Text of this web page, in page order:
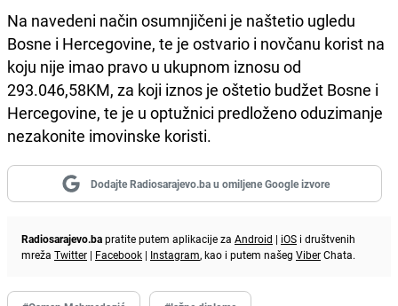
Na navedeni način osumnjičeni je naštetio ugledu
Bosne i Hercegovine, te je ostvario i novčanu korist na
koju nije imao pravo u ukupnom iznosu od
293.046,58KM, za koji iznos je oštetio budžet Bosne i
Hercegovine, te je u optužnici predloženo oduzimanje
nezakonite imovinske koristi.
Dodajte Radiosarajevo.ba u omiljene Google izvore
Radiosarajevo.bapratite putem aplikacije za Android | iOS i društvenih
mreža Twitter | Facebook | Instagram, kao i putem našeg ViberChata.